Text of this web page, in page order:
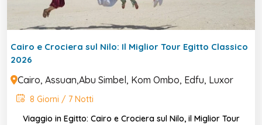
Cairo e Crociera sul Nilo: Il Miglior Tour Egitto Classico
2026
Cairo, Assuan,Abu Simbel, Kom Ombo, Edfu, Luxor
8 Giorni / 7 Notti
Viaggio in Egitto: Cairo e Crociera sul Nilo, il Miglior Tour